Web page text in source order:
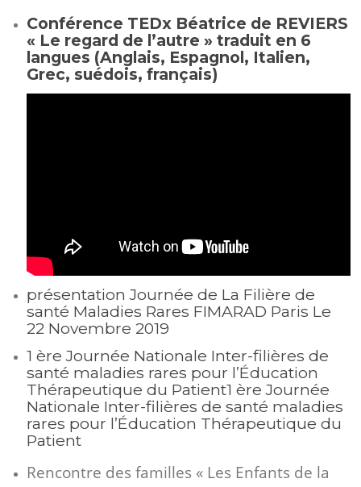
Conférence TEDx Béatrice de REVIERS
« Le regard de l’autre » traduit en 6
langues (Anglais, Espagnol, Italien,
Grec, suédois, français)
présentation Journée de La Filière de
santé Maladies Rares FIMARAD Paris Le
22 Novembre 2019
1 ère Journée Nationale Inter-filières de
santé maladies rares pour l’Éducation
Thérapeutique du Patient1 ère Journée
Nationale Inter-filières de santé maladies
rares pour l’Éducation Thérapeutique du
Patient
Rencontre des familles « Les Enfants de la